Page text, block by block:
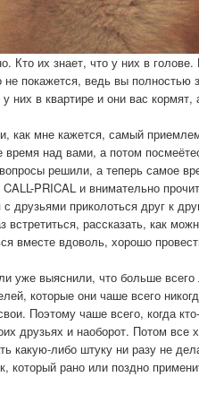
Кто их знает, что у них в голове.
покажется, ведь вы полностью
них в квартире и они вас
как мне кажется, самый
время над вами, а потом
решили, а теперь самое
PRICAL и внимательно
друзьями приколоться друг к
рассказать, как
вместе вдоволь, хорошо
уже выяснили, что больше
которые они чаше всего
Поэтому чаше всего, когда
друзьях и наоборот. Потом
какую-либо штуку ни разу не
который рано или поздно